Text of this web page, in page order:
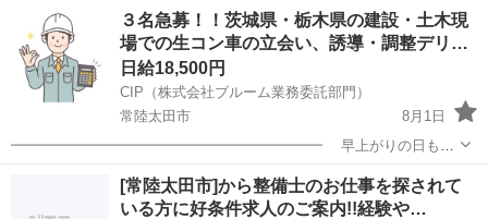
３名急募！！茨城県・栃木県の建設・土木現
場での生コン車の立会い、誘導・調整デリ…
日給18,500円
CIP（株式会社ブルーム業務委託部門）
常陸太田市
8月1日
━━━━━━━━━━━━━━━━━━━━━━ 早上がりの日も日
給全額支給！ 朝は少し早いですが、 力仕事なし・直行直帰で確実
に稼げます！！ ━━━━━━━━━━━━━━━━━━━━━━ ...
常陸太田市 その他 スタッフ
[常陸太田市]から整備士のお仕事を探されて
いる方に好条件求人のご案内!!経験や…